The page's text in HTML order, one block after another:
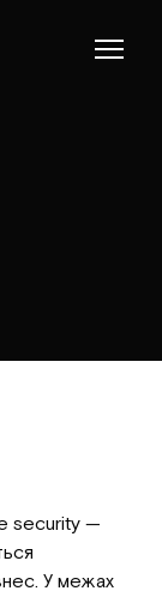
security —
У межах